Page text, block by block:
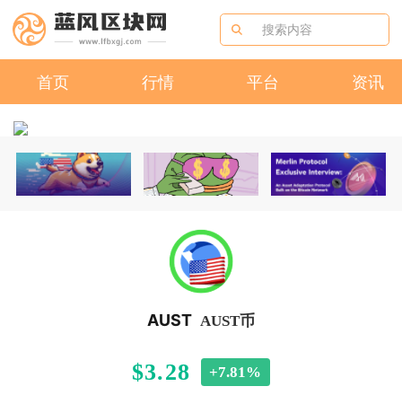
首页 行情 平台 资讯
AUST AUST币
$3.28 +7.81%